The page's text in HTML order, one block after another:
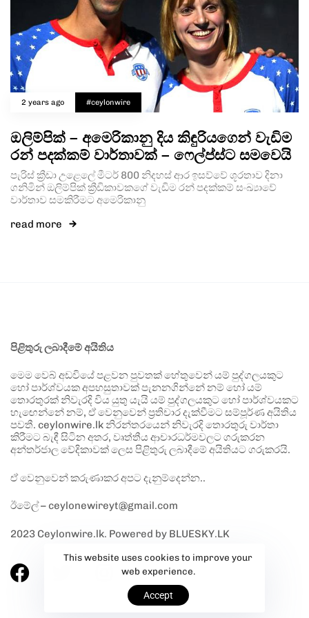
2 years ago #ceylonwire
ඔලිම්පික් – අමෙරිකානු දිය කිඳුරියගෙන් වැඩිම
රන් පදක්කම් වාර්තාවක් – ෆෙල්ප්ස්ට සමවෙයි
පැරිස් ක්‍රීඩා උළෙලේ මීටර් 800 නිදහස් ආර ඉසව්වේ ශූරතාව දිනා
ගනිමින් ඔලිම්පික් ක්‍රීඩිකාවකගේ වැඩිම රන් පදක්කම් සංඛ්‍යාවේ
වාර්තාව සමකිරීමට අමෙරිකානු
read more
පිළිතුරු ලබාදීමේ අයිතිය
මෙම වෙබ් අඩවියේ පළවන පුවතක් හේතුවෙන් යම් පුද්ගලයකුට
හෝ පාර්ශ්වයක අපහසුතාවක් පැනනගින්නේ නම් හෝ යම්
තොරතුරක් නිවැරදි විය යුතු යැයි යම් පුද්ගලයකුට හෝ පාර්ශ්වයකට
හැඟෙන්නේ නම්, ඒ වෙනුවෙන් ප්‍රතිචාර දැක්වීමට සම්පූර්ණ අයිතිය
පවතී. ceylonwire.lk නිරන්තරයෙන් නිවැරදි තොරතුරු වාර්තා
කිරීමට බැඳී සිටින අතර, වෘත්තීය ආචාරධර්මවලට ගරුකරන
අන්තර්ජාල වේදිකාවක් ලෙස පිළිතුරු ලබාදීමේ අයිතියට ගරුකරයි.
ඒ වෙනුවෙන් කරුණාකර අපට දැනුම්දෙන්න..
ඊමේල් – ceylonewireyt@gmail.com
2023 Ceylonwire.lk. Powered by BLUESKY.LK
This website uses cookies to improve your
web experience.
Accept